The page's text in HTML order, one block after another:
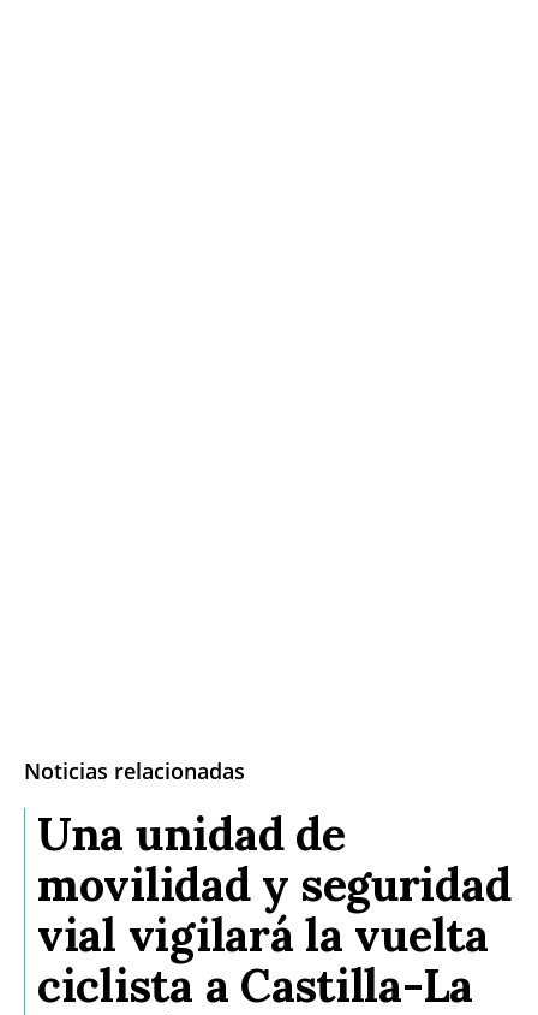
Noticias relacionadas
Una unidad de
movilidad y seguridad
vial vigilará la vuelta
ciclista a Castilla-La